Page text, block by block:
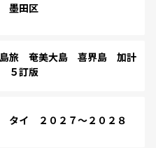
墨田区
旅 奄美大島 喜界島 加計
５訂版
タイ ２０２７～２０２８